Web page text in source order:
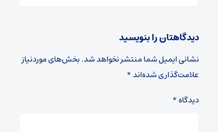
دیدگاهتان را بنویسید
نشانی ایمیل شما منتشر نخواهد شد.بخش‌های موردنیاز
علامت‌گذاری شده‌اند*
دیدگاه*